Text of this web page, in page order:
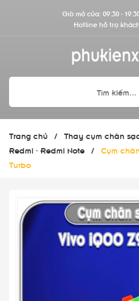
Giờ mở cửa: 09:30 -
Hotline hỗ trợ
Trang chủ / Thay cụm chân
Redmi - Redmi Note / Cụm
Turbo